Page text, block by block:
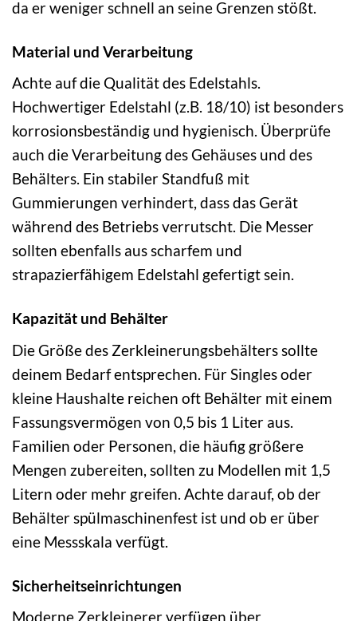
da er weniger schnell an seine Grenzen stößt.
Material und Verarbeitung
Achte auf die Qualität des Edelstahls.
Hochwertiger Edelstahl (z.B. 18/10) ist besonders
korrosionsbeständig und hygienisch. Überprüfe
auch die Verarbeitung des Gehäuses und des
Behälters. Ein stabiler Standfuß mit
Gummierungen verhindert, dass das Gerät
während des Betriebs verrutscht. Die Messer
sollten ebenfalls aus scharfem und
strapazierfähigem Edelstahl gefertigt sein.
Kapazität und Behälter
Die Größe des Zerkleinerungsbehälters sollte
deinem Bedarf entsprechen. Für Singles oder
kleine Haushalte reichen oft Behälter mit einem
Fassungsvermögen von 0,5 bis 1 Liter aus.
Familien oder Personen, die häufig größere
Mengen zubereiten, sollten zu Modellen mit 1,5
Litern oder mehr greifen. Achte darauf, ob der
Behälter spülmaschinenfest ist und ob er über
eine Messskala verfügt.
Sicherheitseinrichtungen
Moderne Zerkleinerer verfügen über